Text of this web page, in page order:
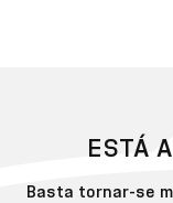
ESTÁ
Basta tornar-se